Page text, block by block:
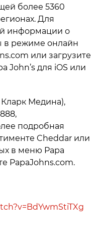
более 5360
Для
информации о
в режиме онлайн
или загрузите
John’s для iOS или
Медина),
подробная
Cheddar или
в меню Papa
PapaJohns.com.